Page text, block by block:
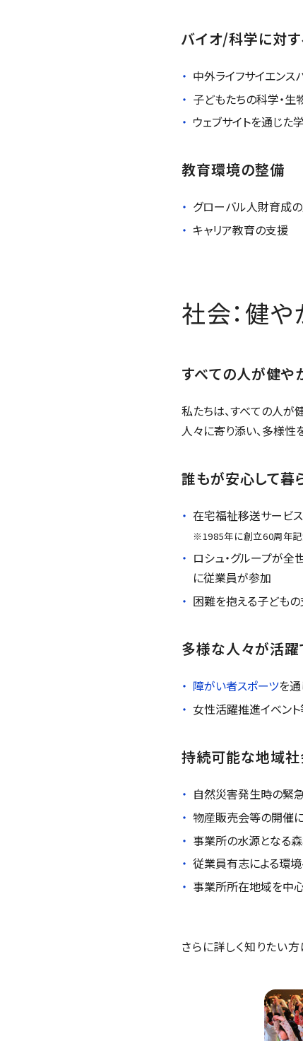
バイオ/科学に対
中外ライフサイエンス
子どもたちの科学・
ウェブサイトを通じた
教育環境の整備
グローバル人財育成
キャリア教育の支援
社会：健
すべての人が健や
私たちは、すべての人が
人々に寄り添い、多様性
誰もが安心して暮
在宅福祉移送サービ
※1985年に創立60周年記
ロシュ・グループが全
に従業員が参加
困難を抱える子ども
多様な人々が活躍
障がい者スポーツを
女性活躍推進イベン
持続可能な地域
自然災害発生時の緊
物産販売会等の開催
事業所の水源となる
従業員有志による環
事業所所在地域を中
さらに詳しく知りたい